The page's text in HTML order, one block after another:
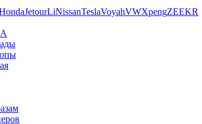
JetourLiNissanTeslaVoyahVWXpengZEEKR